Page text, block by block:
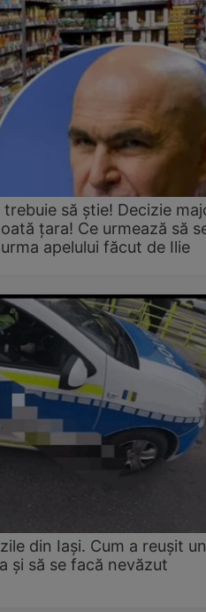
să știe! Decizie
țara! Ce urmează să
apelului făcut de Ilie
din Iași. Cum a reușit un
și să se facă nevăzut